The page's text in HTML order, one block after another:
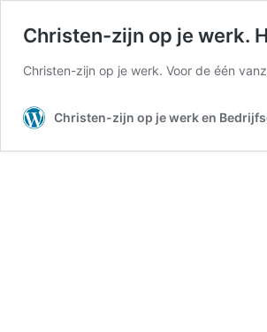
Christen-zijn op je werk.
Christen-zijn op je werk. Voor de één
Christen-zijn op je werk en